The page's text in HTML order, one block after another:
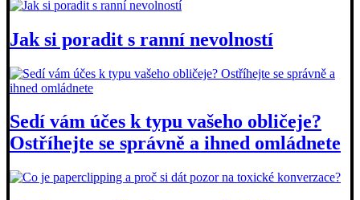
Jak si poradit s ranní nevolností
Sedí vám účes k typu vašeho obličeje?
Ostříhejte se správně a ihned omládnete